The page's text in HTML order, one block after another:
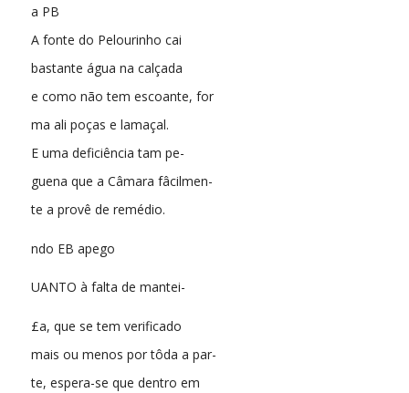
a PB
A fonte do Pelourinho cai
bastante água na calçada
e como não tem escoante, for
ma ali poças e lamaçal.
E uma deficiência tam pe-
guena que a Câmara fâcilmen-
te a provê de remédio.
ndo EB apego
UANTO à falta de mantei-
£a, que se tem verificado
mais ou menos por tôda a par-
te, espera-se que dentro em